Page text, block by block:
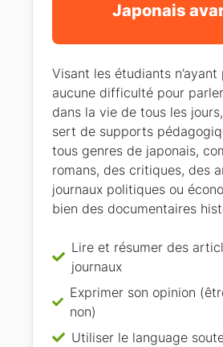
Japonais
Visant les étudiants n’ayant
aucune difficulté pour
dans la vie de tous les
sert de supports
tous genres de japonais,
romans, des critiques, des
journaux politiques ou
bien des documentaires
Lire et résumer des
journaux
Exprimer son opinion
non)
Utiliser le language